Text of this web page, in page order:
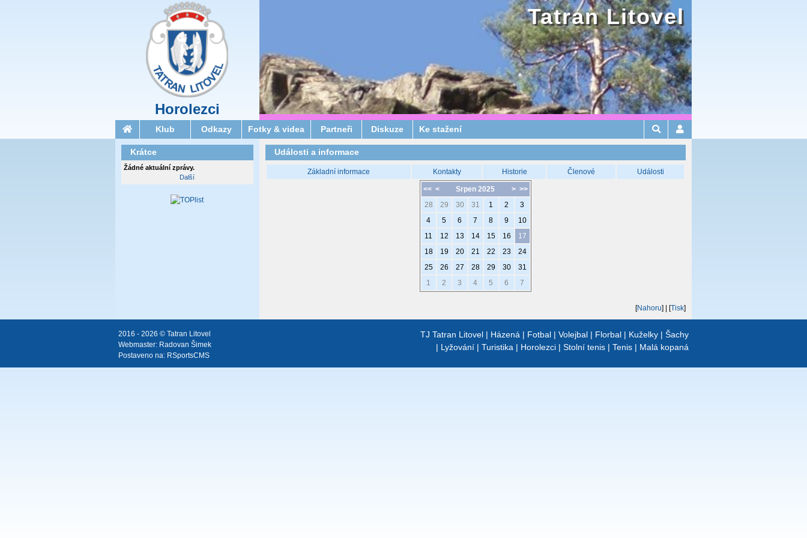
Horolezci
Tatran Litovel
Klub Odkazy Fotky & videa Partneři Diskuze Ke stažení
Události a informace
Základní informace Kontakty Historie Členové Události
<< < > >>
Srpen 2025
28
29 30 31 1 2
3
4
5 6 7 8 9
10
11
12 13 14 15 16
17
18
19 20 21 22 23
24
25
26 27 28 29 30
31
1
2 3 4 5 6 7
[Nahoru] | [Tisk]
Krátce
Žádné aktuální zprávy.
Další
TJ Tatran Litovel | Házená | Fotbal | Volejbal | Florbal | Kuželky | Šachy
| Lyžování | Turistika | Horolezci | Stolní tenis | Tenis | Malá kopaná
2016 - 2026 © Tatran Litovel
Webmaster: Radovan Šimek
Postaveno na: RSportsCMS